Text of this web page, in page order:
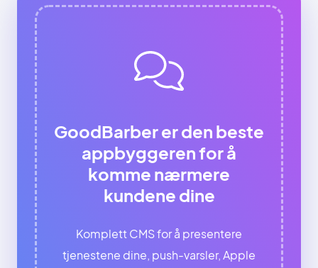
GoodBarber er den beste
appbyggeren for å
komme nærmere
kundene dine
Komplett CMS for å presentere
tjenestene dine, push-varsler, Apple